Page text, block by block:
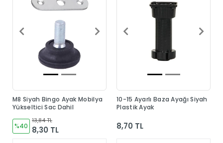
M8 Siyah Bingo Ayak Mobilya
Yükseltici Sac Dahil
%40
13,84 TL
8,30 TL
10-15 Ayarlı Baza Ayağı Siyah
Plastik Ayak
8,70 TL